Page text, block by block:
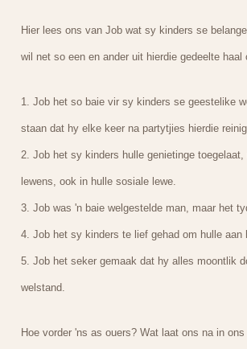
Hier lees ons van Job wat sy kinders se
wil net so een en ander uit hierdie gedeelte haal
1. Job het so baie vir sy kinders se geestelike
staan dat hy elke keer na partytjies hierdie
2. Job het sy kinders hulle genietinge
lewens, ook in hulle sosiale lewe.
3. Job was 'n baie welgestelde man, maar het
4. Job het sy kinders te lief gehad om hulle aan
5. Job het seker gemaak dat hy alles moontlik
welstand.
Hoe vorder 'ns as ouers? Wat laat ons na in